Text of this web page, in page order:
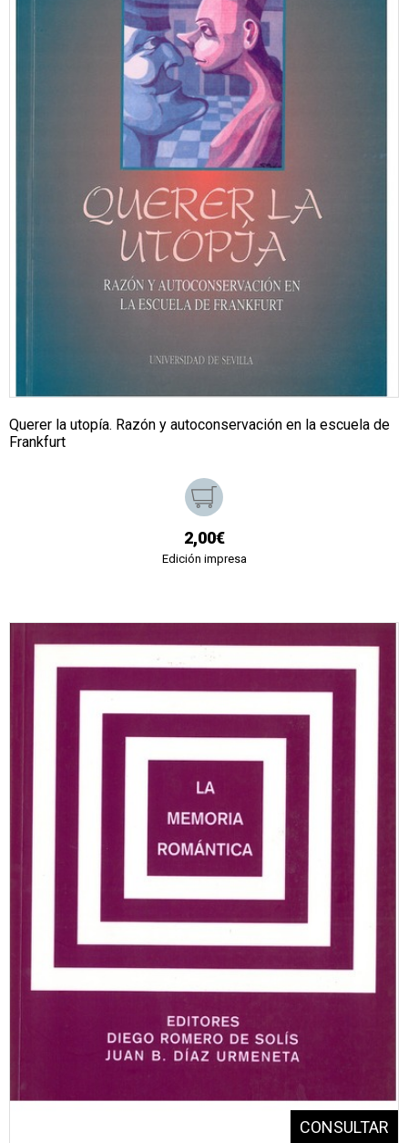
Querer la utopía. Razón y autoconservación en la escuela de
Frankfurt
2,00€
Edición impresa